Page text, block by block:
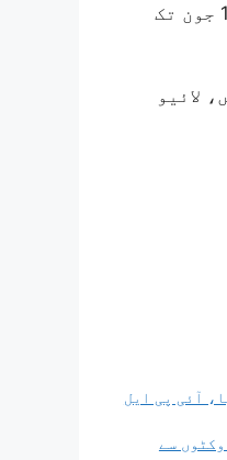
قناعت کرنا پڑی۔ اس بار ہندوستان کو آسٹریلوی ٹیم کا سامنا کرنا ہے۔ 7 سے 11 جون تک
لائیو
آئی پی ایل
آندرے رسل کے طوفان کے بعد رنکو سنگھ نے ایک بار پھر KKR کے لیے میدان مار لیا، پنجاب کو 5 وکٹوں سے